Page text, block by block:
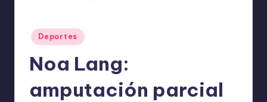
Publicado
en
Deportes
Noa Lang:
amputación parcial